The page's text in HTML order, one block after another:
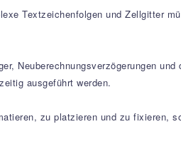
Textzeichenfolgen und Zellgitter
Neuberechnungsverzögerungen und
ausgeführt werden.
zu platzieren und zu fixieren,